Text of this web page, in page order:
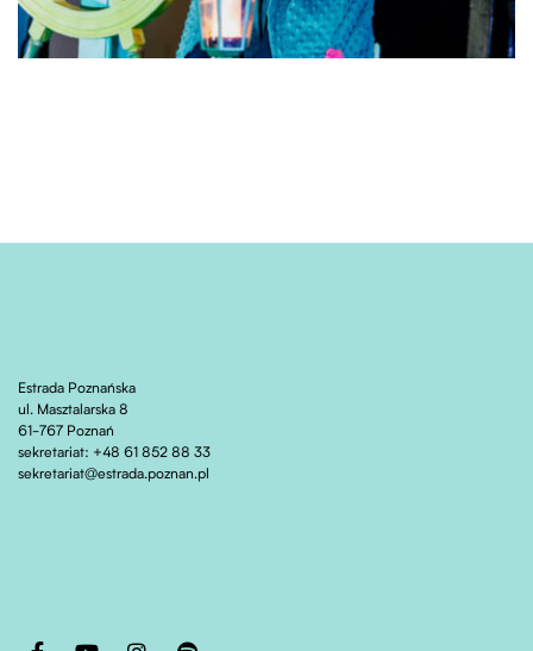
Estrada Poznańska
ul. Masztalarska 8
61-767 Poznań
sekretariat: +48 61 852 88 33
sekretariat@estrada.poznan.pl